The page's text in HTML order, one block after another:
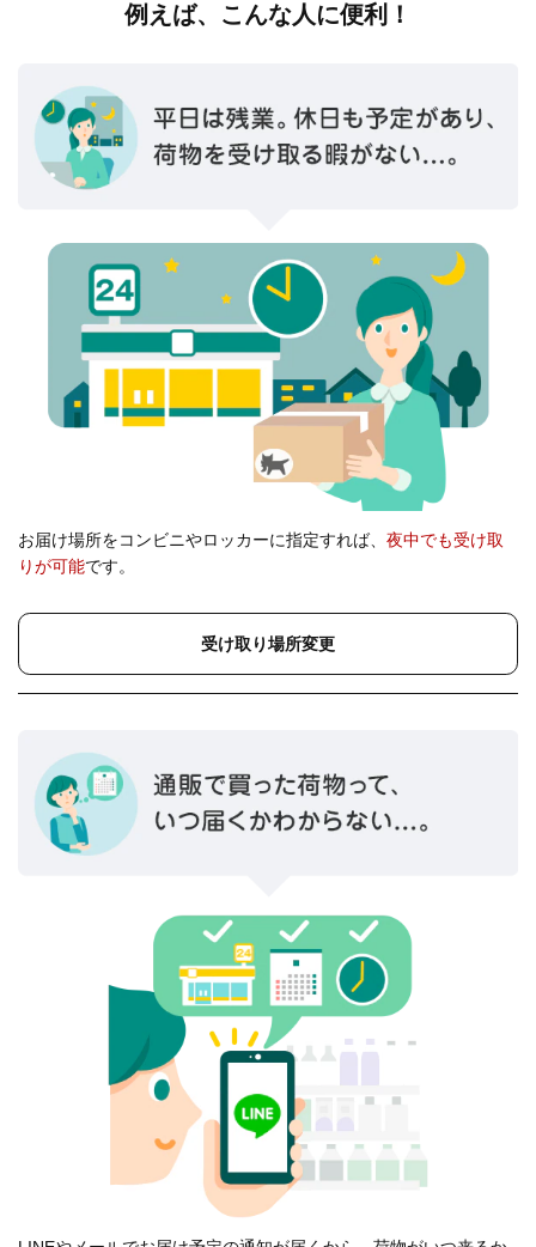
例えば、こんな人に便利！
お届け場所をコンビニやロッカーに指定すれば、 夜中でも受け取
りが可能です。
受け取り場所変更